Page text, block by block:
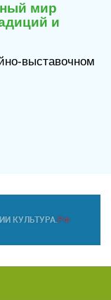
мир
и
выставочном